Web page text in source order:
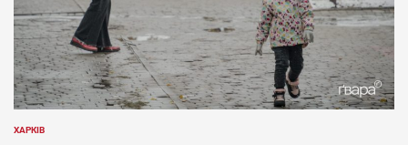
ОПУБЛІКУВАТИ
ХАРКІВ